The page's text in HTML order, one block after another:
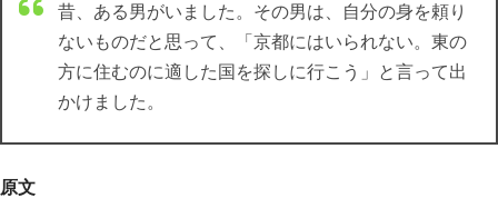
昔、ある男がいました。その男は、自分の身を頼り
ないものだと思って、「京都にはいられない。東の
方に住むのに適した国を探しに行こう」と言って出
かけました。
原文